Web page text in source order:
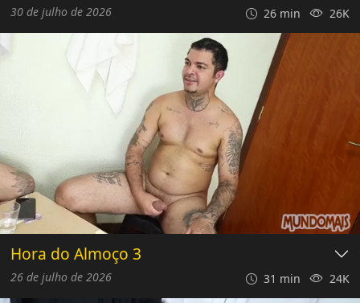
30 de julho de 2026 26 min 26K
Hora do Almoço 3
26 de julho de 2026 31 min 24K